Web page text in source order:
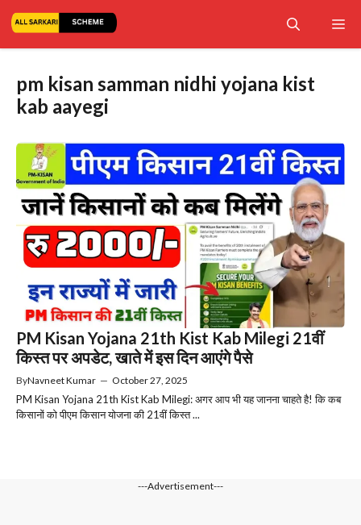
pm kisan samman nidhi yojana kist
kab aayegi
PM Kisan Yojana 21th Kist Kab Milegi 21वीं
किस्त पर अपडेट, खाते में इस दिन आएंगे पैसे
ByNavneet Kumar — October 27, 2025
PM Kisan Yojana 21th Kist Kab Milegi: अगर आप भी यह जानना चाहते है! कि कब
किसानों को पीएम किसान योजना की 21वीं किस्त ...
---Advertisement---